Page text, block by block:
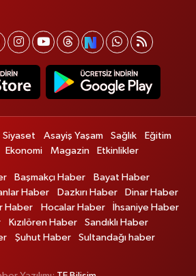
Siyaset Asayiş Yaşam Sağlık
Eğitim
Ekonomi Magazin Etkinlikler
Başmakçı Haber
Bayat Haber
Haber Dazkırı Haber
Dinar Haber
Haber Hocalar Haber
İhsaniye Haber
Kızılören Haber
Sandıklı Haber
Şuhut Haber Sultandağı haber